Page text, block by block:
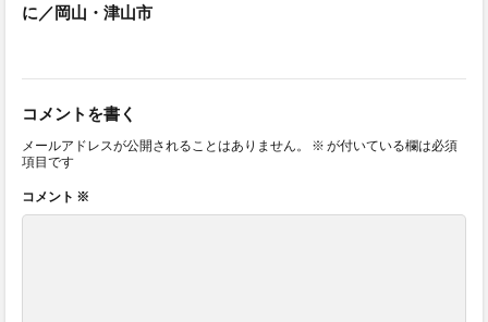
に／岡山・津山市
コメントを書く
メールアドレスが公開されることはありません。 ※ が付いている欄は必須
項目です
コメント ※